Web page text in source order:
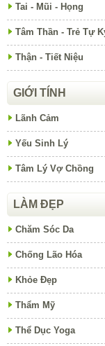
Tai - Mũi - Họng
Tâm Thần - Trẻ Tự
Thận - Tiết Niệu
GIỚI TÍNH
Lãnh Cảm
Yếu Sinh Lý
Tâm Lý Vợ Chồng
LÀM ĐẸP
Chăm Sóc Da
Chống Lão Hóa
Khỏe Đẹp
Thẩm Mỹ
Thể Dục Yoga